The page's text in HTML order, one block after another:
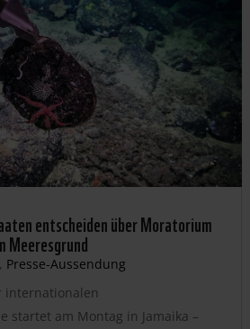
entscheiden über Moratorium
Meeresgrund
, Presse-Aussendung
internationalen
startet am Montag in Jamaika –